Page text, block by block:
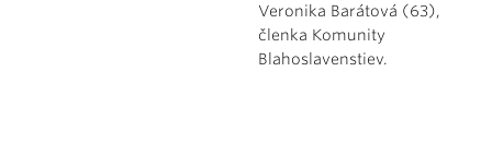
Veronika Barátová (63),
členka Komunity
Blahoslavenstiev.